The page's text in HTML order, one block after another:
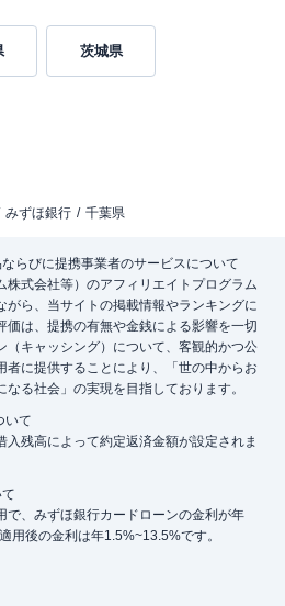
茨城県
みずほ銀行 千葉県
らびに提携事業者のサービスについて
株式会社等）のアフィリエイトプログラム
がら、当サイトの掲載情報やランキングに
価は、提携の有無や金銭による影響を一切
（キャッシング）について、客観的かつ公
者に提供することにより、「世の中からお
る社会」の実現を目指しております。
いて
残高によって約定返済金額が設定されま
、みずほ銀行カードローンの金利が年
用後の金利は年1.5%~13.5%です。